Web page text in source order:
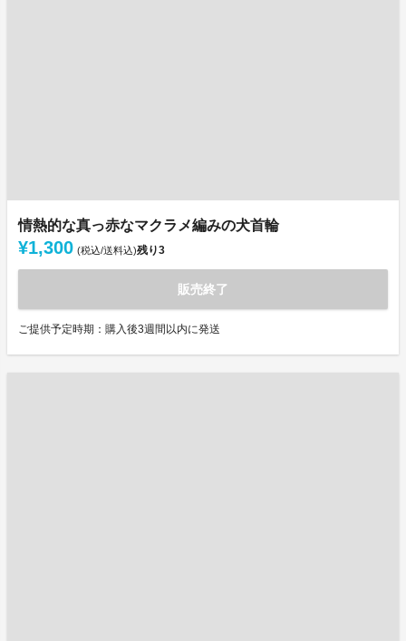
情熱的な真っ赤なマクラメ編みの犬首輪
¥1,300 (税込/送料込)残り3
販売終了
ご提供予定時期：購入後3週間以内に発送